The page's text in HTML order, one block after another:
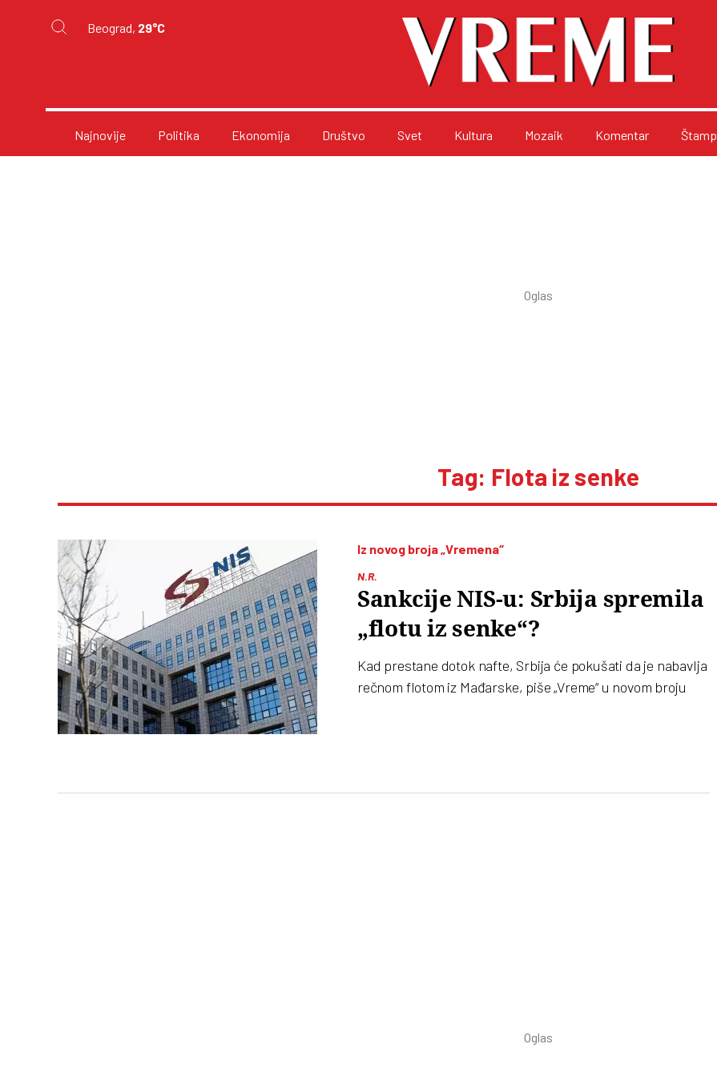
Beograd, 29°C
Najnovije Politika Ekonomija Društvo Svet Kultura Mozaik Komentar
Tag: Flota iz senke
Iz novog broja „Vremena“
N.R.
Sankcije NIS-u: Srbija spremila
„flotu iz senke“?
Kad prestane dotok nafte, Srbija će pokušati da je nabavlja
rečnom flotom iz Mađarske, piše „Vreme“ u novom broju